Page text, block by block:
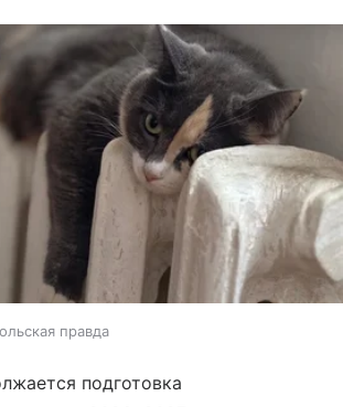
правда
подготовка